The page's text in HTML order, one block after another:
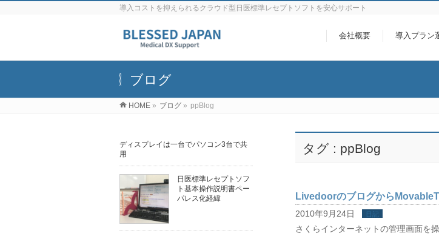
導入コストを抑えられるクラウド型日医標準レセプトソフトを安心サポート
会社概要 導入プラン
ブログ
HOME » ブログ » ppBlog
タグ : ppBlog
Livedoorのブログから
2010年9月24日 日記
さくらインターネットの管理画面を
ディスプレイは一台でパソコン3台で共
用
日医標準レセプトソフ
ト基本操作説明書ペー
パレス化経緯